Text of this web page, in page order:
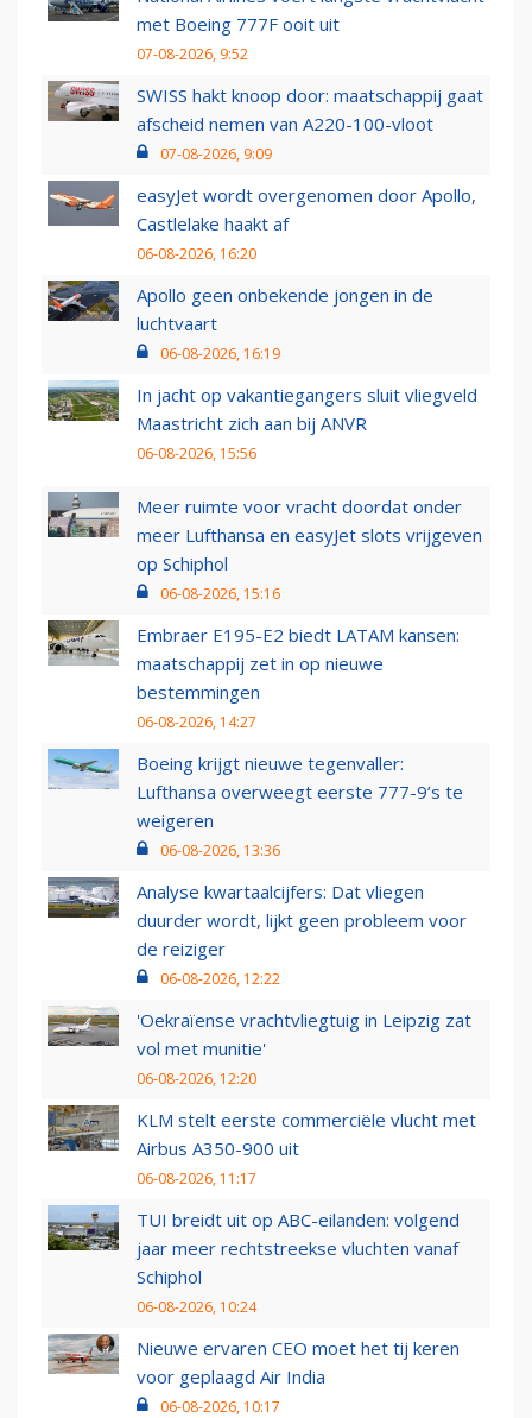
met Boeing 777F ooit uit
07-08-2026, 9:52
SWISS hakt knoop door: maatschappij gaat
afscheid nemen van A220-100-vloot
07-08-2026, 9:09
easyJet wordt overgenomen door Apollo,
Castlelake haakt af
06-08-2026, 16:20
Apollo geen onbekende jongen in de
luchtvaart
06-08-2026, 16:19
In jacht op vakantiegangers sluit vliegveld
Maastricht zich aan bij ANVR
06-08-2026, 15:56
Meer ruimte voor vracht doordat onder
meer Lufthansa en easyJet slots vrijgeven
op Schiphol
06-08-2026, 15:16
Embraer E195-E2 biedt LATAM kansen:
maatschappij zet in op nieuwe
bestemmingen
06-08-2026, 14:27
Boeing krijgt nieuwe tegenvaller:
Lufthansa overweegt eerste 777-9’s te
weigeren
06-08-2026, 13:36
Analyse kwartaalcijfers: Dat vliegen
duurder wordt, lijkt geen probleem voor
de reiziger
06-08-2026, 12:22
'Oekraïense vrachtvliegtuig in Leipzig zat
vol met munitie'
06-08-2026, 12:20
KLM stelt eerste commerciële vlucht met
Airbus A350-900 uit
06-08-2026, 11:17
TUI breidt uit op ABC-eilanden: volgend
jaar meer rechtstreekse vluchten vanaf
Schiphol
06-08-2026, 10:24
Nieuwe ervaren CEO moet het tij keren
voor geplaagd Air India
06-08-2026, 10:17